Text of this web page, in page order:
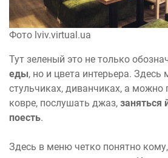
Фото lviv.virtual.ua
Тут зеленый это не только
еды, но и цвета интерьера.
стульчиках, диванчиках, а можно
ковре, послушать джаз, заняться
поесть.
Здесь в меню четко понятно